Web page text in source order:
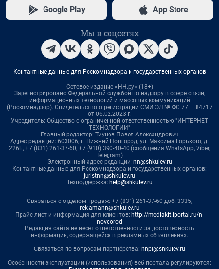
Google Play App Store
Мы в соцсетях
Контактные данные для Роскомнадзора и государственных органов
Сетевое издание «НН.ру» (18+)
Зарегистрировано Федеральной службой по надзору в сфере связи,
информационных технологий и массовых коммуникаций
(Роскомнадзор). Свидетельство о регистрации СМИ ЭЛ № ФС 77 — 84717
от 06.02.2023 г.
Учредитель: Общество с ограниченной ответственностью "ИНТЕРНЕТ
ТЕХНОЛОГИИ"
Главный редактор: Тиунов Павел Александрович
Адрес редакции: 603006, г. Нижний Новгород, ул. Максима Горького, д.
226Б, +7 (831) 261-37-60, +7 (910) 390-40-40 (сообщения WhatsApp, Viber,
Telegram)
Электронный адрес редакции: nn@shkulev.ru
Контактные данные для Роскомнадзора и государственных органов:
juristnn@shkulev.ru
Техподдержка: help@shkulev.ru
Связаться с отделом продаж: +7 (831) 261-37-60 доб. 3335,
reklamann@shkulev.ru
Прайс-лист и информация для клиентов: http://mediakit.iportal.ru/n-
novgorod
Редакция сайта не несет ответственности за достоверность
информации, содержащейся в рекламных объявлениях.
Связаться по вопросам партнёрства: nnpr@shkulev.ru
Особенности эксплуатации (использования) веб-портала регулируются: